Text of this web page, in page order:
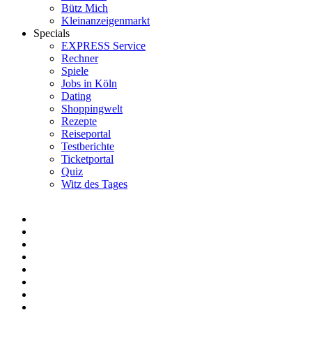
Bütz Mich
Kleinanzeigenmarkt
Specials
EXPRESS Service
Rechner
Spiele
Jobs in Köln
Dating
Shoppingwelt
Rezepte
Reiseportal
Testberichte
Ticketportal
Quiz
Witz des Tages